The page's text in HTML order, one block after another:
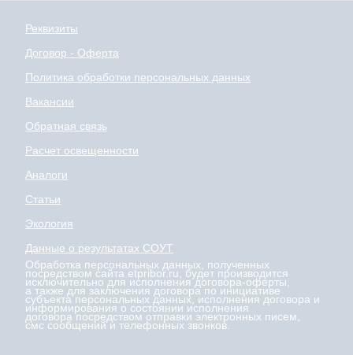
Реквизиты
Договор - Оферта
Политика обработки персональных данных
Вакансии
Обратная связь
Расчет освещенности
Аналоги
Статьи
Экология
Данные о результатах СОУТ
Обработка персональных данных, полученных
посредством сайта etpribor.ru, будет производится
исключительно для исполнения договора-оферты,
а также для заключения договора по инициативе
субъекта персональных данных, исполнения договора и
информирования о состоянии исполнения
договора посредством отправки электронных писем,
смс сообщений и телефонных звонков.